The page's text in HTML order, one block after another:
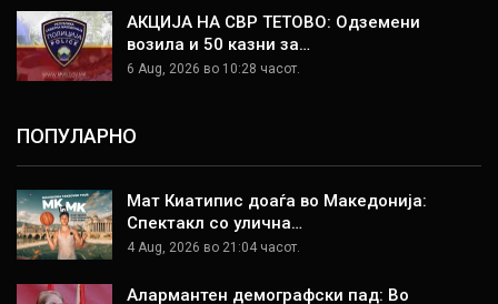
АКЦИЈА НА СВР ТЕТОВО: Одземени
возила и 50 казни за…
6 Aug, 2026 во 10:28 часот.
ПОПУЛАРНО
Мат Киатипис доаѓа во Македонија:
Спектакл со улична…
4 Aug, 2026 во 21:04 часот.
Алармантен демографски пад: Во